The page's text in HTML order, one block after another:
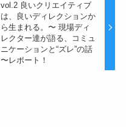
vol.2 良いクリエイティブ
は、良いディレクションか
ら生まれる。〜 現場ディ
レクター達が語る、コミュ
ニケーションと“ズレ”の話
〜レポート！